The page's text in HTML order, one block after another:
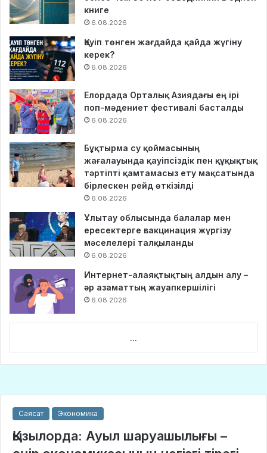
книге
6.08.2026
Қауіп төнген жағдайда қайда жүгіну
керек?
6.08.2026
Елордада Орталық Азиядағы ең ірі
поп-мәдениет фестивалі басталды
6.08.2026
Бұқтырма су қоймасының
жағалауында қауіпсіздік пен құқықтық
тәртіпті қамтамасыз ету мақсатында
бірлескен рейд өткізілді
6.08.2026
Ұлытау облысында балалар мен
ересектерге вакцинация жүргізу
мәселелері талқыланды
6.08.2026
Интернет-алаяқтықтың алдын алу –
әр азаматтың жауапкершілігі
6.08.2026
...